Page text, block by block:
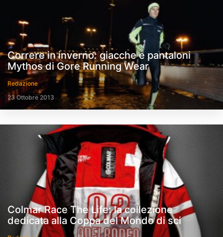
Correre in inverno: giacche e pantaloni
Mythos di Gore Running Wear
Redazione
23 Ottobre 2013
Colmar Race The Life: la collezione
dedicata alla Coppa del Mondo di sci